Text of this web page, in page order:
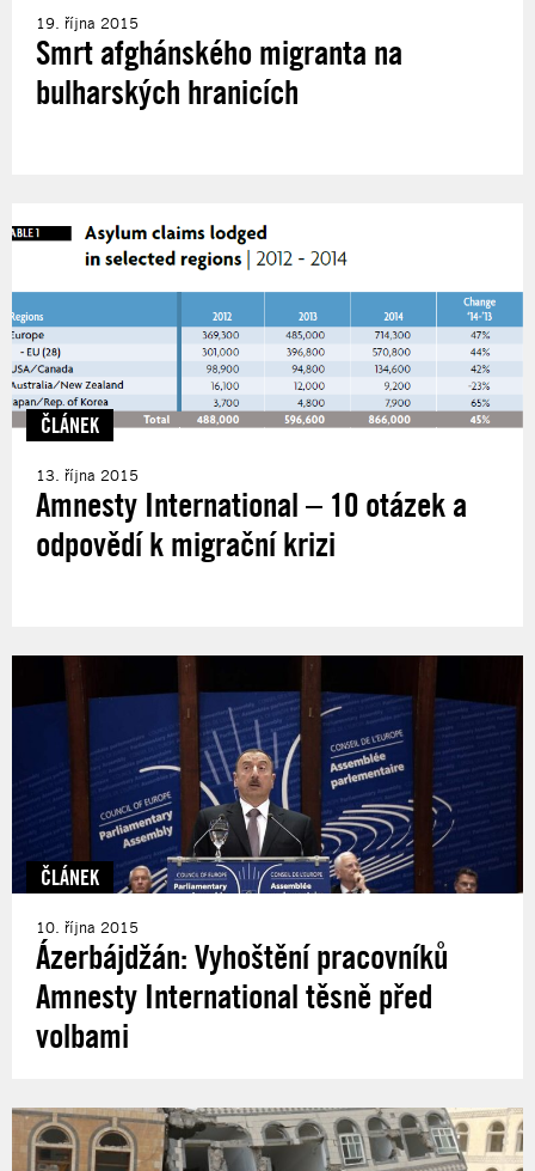
19. října 2015
Smrt afghánského migranta na
bulharských hranicích
ČLÁNEK
13. října 2015
Amnesty International – 10 otázek a
odpovědí k migrační krizi
ČLÁNEK
10. října 2015
Ázerbájdžán: Vyhoštění pracovníků
Amnesty International těsně před
volbami